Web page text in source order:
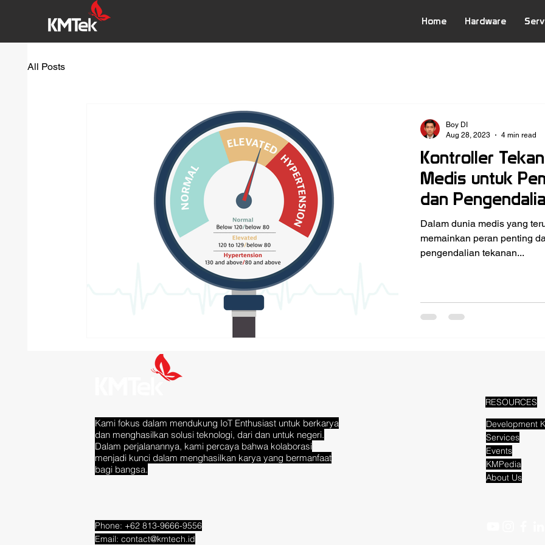
Home Hardware
All Posts
Kontroller
Medis untuk
dan
Dalam dunia medis yang
memainkan peran penting
pengendalian tekanan...
Boy DI
Aug 28, 2023
4 min read
Kami fokus dalam mendukung IoT Enthusiast untuk berkarya
dan menghasilkan solusi teknologi, dari dan untuk negeri.
Dalam perjalanannya, kami percaya bahwa kolaborasi
menjadi kunci dalam menghasilkan karya yang bermanfaat
bagi bangsa.
Phone: +62 813-9666-9556
Email: contact@kmtech.id
RESOURCES
Development
Services
Events
KMPedia
About Us